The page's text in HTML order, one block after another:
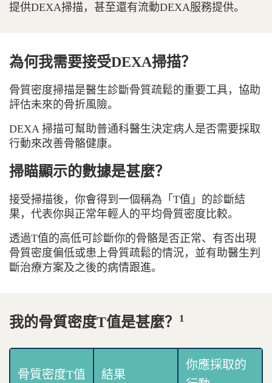
提供DEXA掃描，甚至還有流動DEXA服務提供。
為何我需要接受DEXA掃描？
骨質密度掃描是醫生診斷骨質疏鬆的重要工具，協助
評估未來的骨折風險。
DEXA 掃描可幫助普通科醫生決定病人是否需要採取
行動來改善骨骼健康。
掃瞄顯示的數據是甚麼？
接受掃描後，你會得到一個稱為「T值」的診斷結
果，代表你與正常年輕人的平均骨質密度比較。
透過T值的高低可診斷你的骨骼是否正常、有否出現
骨質密度偏低或患上骨質疏鬆的情況，並有助醫生判
斷治療方案及之後的病情跟進。
我的骨質密度T值是甚麼？ 1
骨質密度T值 結果
你應採取的